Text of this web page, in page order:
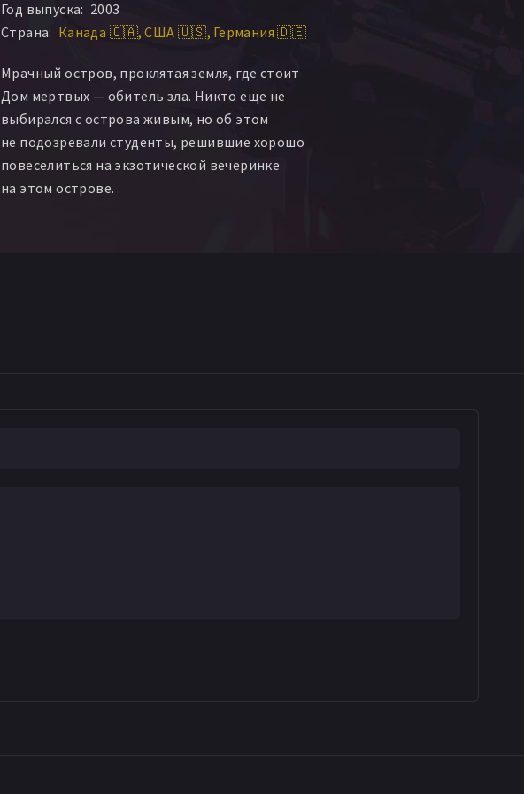
Дэвид Палффи Крис Поуп
Биргит Стейн Пенни Фанг
Кристоф Нулен
Год выпуска: 2003
Страна: Канада 🇨🇦 США 🇺🇸 Германия 🇩🇪
Мрачный остров, проклятая земля, где стоит
Дом мертвых — обитель зла. Никто еще не
выбирался с острова живым, но об этом
не подозревали студенты, решившие хорошо
повеселиться на экзотической вечеринке
на этом острове.